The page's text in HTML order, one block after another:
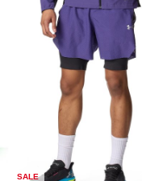
SALE